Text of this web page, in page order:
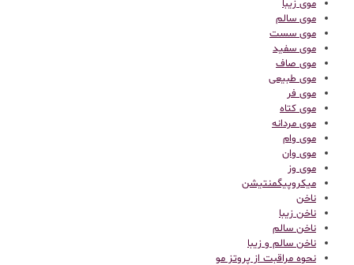
موی زیبا
موی سالم
موی سست
موی سفید
موی صاف
موی طبیعی
موی فر
موی کتاه
موی مردانه
موی وام
موی وان
موی وز
میکروپیگمنتیشن
ناخن
ناخن زیبا
ناخن سالم
ناخن سالم و زیبا
نحوه مراقبت از پروتز مو